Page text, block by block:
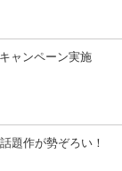
ャンペーン実施
題作が勢ぞろい！